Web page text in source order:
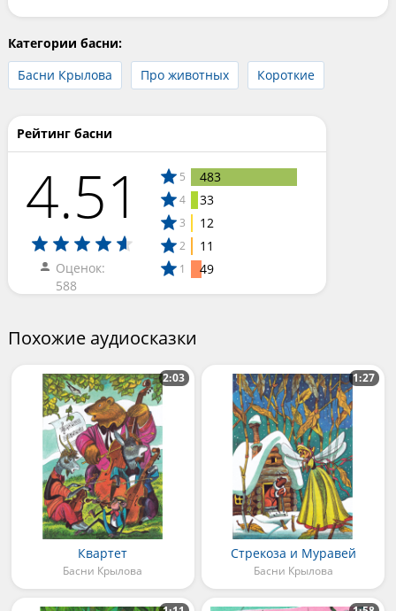
Категории басни:
Басни Крылова
Про животных Короткие
Рейтинг басни
4.51
Оценок:
588
5 483
4 33
3 12
2 11
1 49
Похожие аудиосказки
Квартет
Басни Крылова
2:03
Стрекоза и Муравей
Басни Крылова
1:27